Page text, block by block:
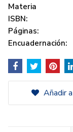
Materia
ISBN:
Páginas:
Encuadernación:
Añadir